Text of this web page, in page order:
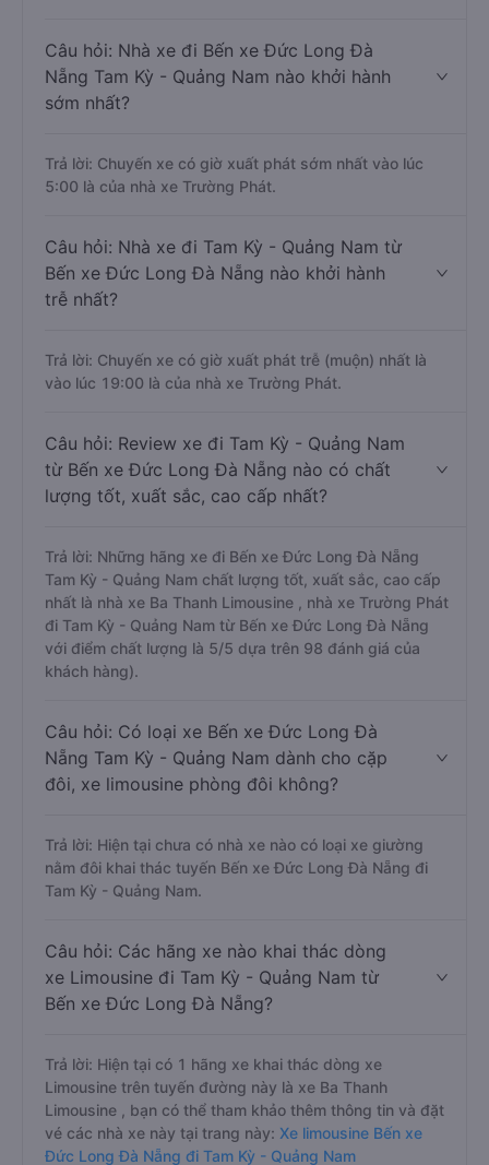
Câu hỏi: Nhà xe đi Bến xe Đức Long Đà
Nẵng Tam Kỳ - Quảng Nam nào khởi hành
sớm nhất?
Trả lời: Chuyến xe có giờ xuất phát sớm nhất vào lúc
5:00 là của nhà xe Trường Phát.
Câu hỏi: Nhà xe đi Tam Kỳ - Quảng Nam từ
Bến xe Đức Long Đà Nẵng nào khởi hành
trễ nhất?
Trả lời: Chuyến xe có giờ xuất phát trễ (muộn) nhất là
vào lúc 19:00 là của nhà xe Trường Phát.
Câu hỏi: Review xe đi Tam Kỳ - Quảng Nam
từ Bến xe Đức Long Đà Nẵng nào có chất
lượng tốt, xuất sắc, cao cấp nhất?
Trả lời: Những hãng xe đi Bến xe Đức Long Đà Nẵng
Tam Kỳ - Quảng Nam chất lượng tốt, xuất sắc, cao cấp
nhất là nhà xe Ba Thanh Limousine , nhà xe Trường Phát
đi Tam Kỳ - Quảng Nam từ Bến xe Đức Long Đà Nẵng
với điểm chất lượng là 5/5 dựa trên 98 đánh giá của
khách hàng).
Câu hỏi: Có loại xe Bến xe Đức Long Đà
Nẵng Tam Kỳ - Quảng Nam dành cho cặp
đôi, xe limousine phòng đôi không?
Trả lời: Hiện tại chưa có nhà xe nào có loại xe giường
nằm đôi khai thác tuyến Bến xe Đức Long Đà Nẵng đi
Tam Kỳ - Quảng Nam.
Câu hỏi: Các hãng xe nào khai thác dòng
xe Limousine đi Tam Kỳ - Quảng Nam từ
Bến xe Đức Long Đà Nẵng?
Trả lời: Hiện tại có 1 hãng xe khai thác dòng xe
Limousine trên tuyến đường này là xe Ba Thanh
Limousine , bạn có thể tham khảo thêm thông tin và đặt
vé các nhà xe này tại trang này: Xe limousine Bến xe
Đức Long Đà Nẵng đi Tam Kỳ - Quảng Nam